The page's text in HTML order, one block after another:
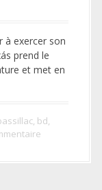
à exercer son
prend le
et met en
, bd,